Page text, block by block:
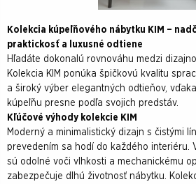
Kolekcia kúpeľňového nábytku KIM –
praktickosť a luxusné odtiene
Hľadáte dokonalú rovnováhu medzi
Kolekcia KIM ponúka špičkovú kvalitu
a široký výber elegantných odtieňov,
kúpeľňu presne podľa svojich predstáv.
Kľúčové výhody kolekcie KIM
Moderný a minimalistický dizajn s čistými
prevedením sa hodí do každého interiéru.
sú odolné voči vlhkosti a mechanickému
zabezpečuje dlhú životnosť nábytku.